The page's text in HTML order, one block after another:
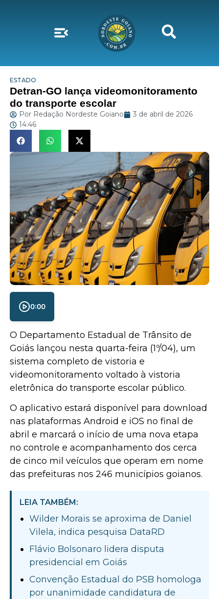
ESTADO
Detran-GO lança videomonitoramento
do transporte escolar
Por Redação Nordeste Goiano
3 de abril de 2026
14:46
0:00
O Departamento Estadual de Trânsito de
Goiás lançou nesta quarta-feira (1º/04), um
sistema completo de vistoria e
videomonitoramento voltado à vistoria
eletrônica do transporte escolar público.
O aplicativo estará disponível para download
nas plataformas Android e iOS no final de
abril e marcará o início de uma nova etapa
no controle e acompanhamento dos cerca
de cinco mil veículos que operam em nome
das prefeituras nos 246 municípios goianos.
LEIA TAMBÉM:
Wilder Morais se aproxima de Daniel
Vilela, indica pesquisa DataRD
Flávio Bolsonaro lidera disputa
presidencial em Goiás
Convenção Estadual do PSB homologa
por unanimidade candidatura de